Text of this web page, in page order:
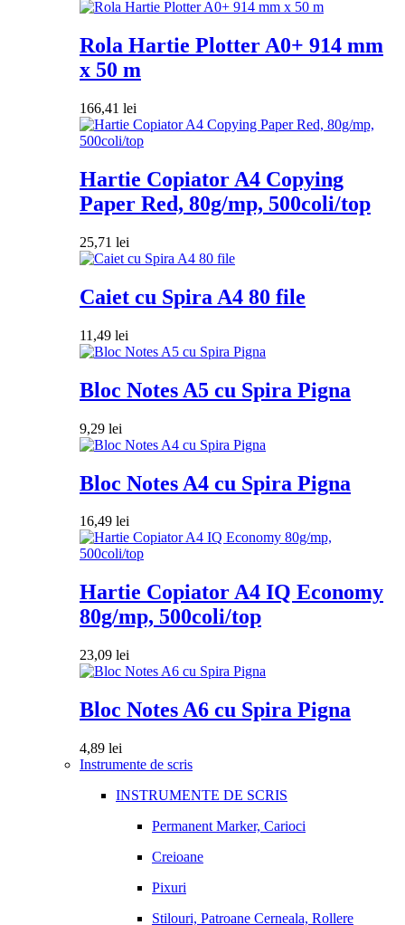
Rola Hartie Plotter A0+ 914 mm
x 50 m
166,41 lei
Hartie Copiator A4 Copying
Paper Red, 80g/mp, 500coli/top
25,71 lei
Caiet cu Spira A4 80 file
11,49 lei
Bloc Notes A5 cu Spira Pigna
9,29 lei
Bloc Notes A4 cu Spira Pigna
16,49 lei
Hartie Copiator A4 IQ Economy
80g/mp, 500coli/top
23,09 lei
Bloc Notes A6 cu Spira Pigna
4,89 lei
Instrumente de scris
INSTRUMENTE DE SCRIS
Permanent Marker, Carioci
Creioane
Pixuri
Stilouri, Patroane Cerneala, Rollere